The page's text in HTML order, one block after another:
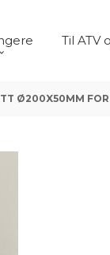
Til ATV
Ø200X50MM